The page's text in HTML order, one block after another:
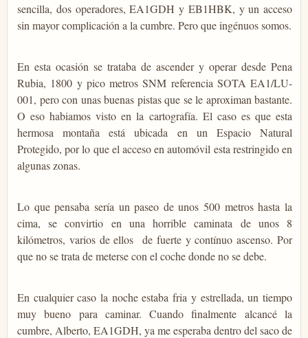
sencilla, dos operadores, EA1GDH y EB1HBK, y un acceso
sin mayor complicación a la cumbre. Pero que ingénuos somos.
En esta ocasión se trataba de ascender y operar desde Pena
Rubia, 1800 y pico metros SNM referencia SOTA EA1/LU-
001, pero con unas buenas pistas que se le aproximan bastante.
O eso habiamos visto en la cartografía. El caso es que esta
hermosa montaña está ubicada en un Espacio Natural
Protegido, por lo que el acceso en automóvil esta restringido en
algunas zonas.
Lo que pensaba sería un paseo de unos 500 metros hasta la
cima, se convirtio en una horrible caminata de unos 8
kilómetros, varios de ellos de fuerte y contínuo ascenso. Por
que no se trata de meterse con el coche donde no se debe.
En cualquier caso la noche estaba fria y estrellada, un tiempo
muy bueno para caminar. Cuando finalmente alcancé la
cumbre, Alberto, EA1GDH, ya me esperaba dentro del saco de